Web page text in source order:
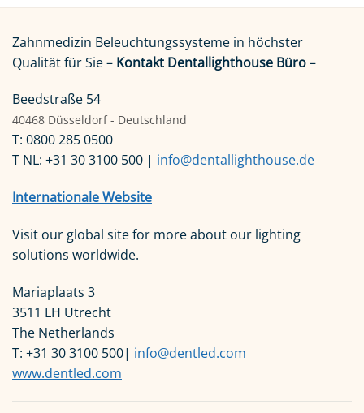
Zahnmedizin Beleuchtungssysteme in höchster
Qualität für Sie – Kontakt Dentallighthouse Büro–
Beedstraße 54
40468 Düsseldorf - Deutschland
T: 0800 285 0500
T NL: +31 30 3100 500 | info@dentallighthouse.de
Internationale Website
Visit our global site for more about our lighting
solutions worldwide.
Mariaplaats 3
3511 LH Utrecht
The Netherlands
T: +31 30 3100 500| info@dentled.com
www.dentled.com